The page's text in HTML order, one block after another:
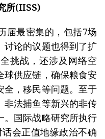
所(IISS)
届最密集的，包括7场
讨论的议题也得到了扩
挑战，还涉及网络空
球供应链，确保粮食安
全，移民等问题。至于
非法捕鱼等新兴的非传
。国际战略研究所执行
会正值地缘政治不确